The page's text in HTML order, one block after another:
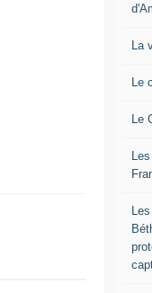
La
Le
Le